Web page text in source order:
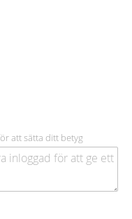
att sätta ditt betyg